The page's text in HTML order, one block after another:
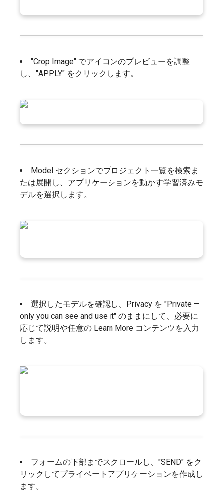
"Crop Image" でアイコンのプレビューを調整
し、"APPLY" をクリックします。
Model セクションでプロジェクト一覧を検索ま
たは展開し、アプリケーションを動かす学習済みモ
デルを選択します。
選択したモデルを確認し、Privacy を "Private —
only you can see and use it" のままにして、必要に
応じて説明や任意の Learn More コンテンツを入力
します。
フォームの下部までスクロールし、"SEND" をク
リックしてプライベートアプリケーションを作成し
ます。